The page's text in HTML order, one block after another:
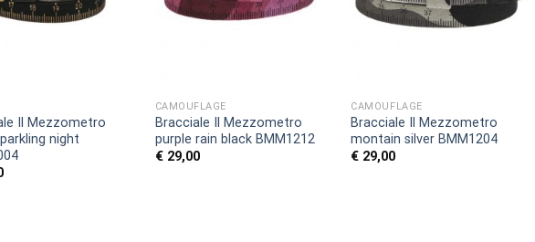
Il Mezzometro
night
CAMOUFLAGE
Bracciale Il Mezzometro
purple rain black BMM1212
€29,00
CAMOUFLAGE
Bracciale Il Mezzometro
montain silver BMM1204
€ 29,00